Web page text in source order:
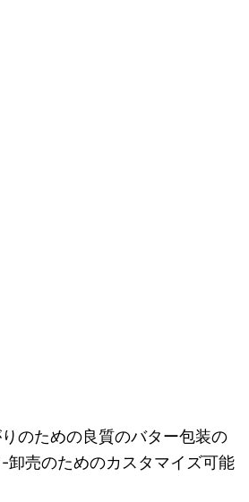
のための良質のバター包装の
卸売のためのカスタマイズ可能